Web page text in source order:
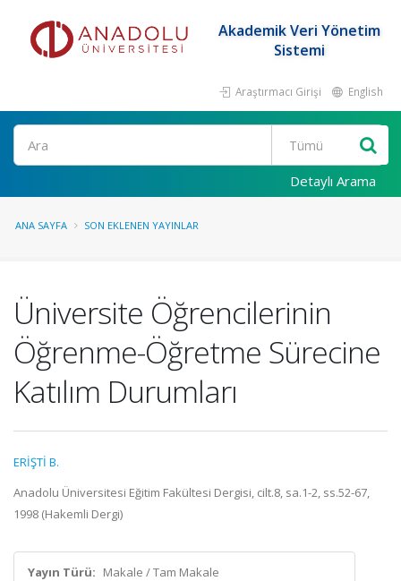
Akademik Veri Yönetim
Sistemi
Araştırmacı Girişi English
Ara
Detaylı Arama
ANA SAYFA SON EKLENEN YAYINLAR
Üniversite Öğrencilerinin
Öğrenme-Öğretme Sürecine
Katılım Durumları
ERİŞTİ B.
Anadolu Üniversitesi Eğitim Fakültesi Dergisi, cilt.8, sa.1-2, ss.52-67,
1998 (Hakemli Dergi)
Yayın Türü: Makale / Tam Makale